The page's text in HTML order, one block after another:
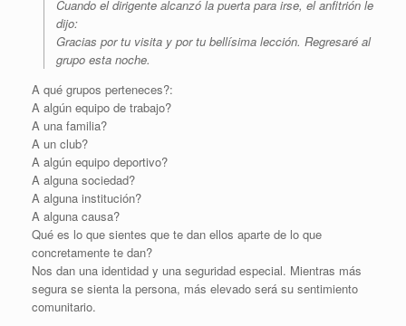
Cuando el dirigente alcanzó la puerta para irse, el anfitrión le
dijo:
Gracias por tu visita y por tu bellísima lección. Regresaré al
grupo esta noche.
A qué grupos perteneces?:
A algún equipo de trabajo?
A una familia?
A un club?
A algún equipo deportivo?
A alguna sociedad?
A alguna institución?
A alguna causa?
Qué es lo que sientes que te dan ellos aparte de lo que
concretamente te dan?
Nos dan una identidad y una seguridad especial. Mientras más
segura se sienta la persona, más elevado será su sentimiento
comunitario.